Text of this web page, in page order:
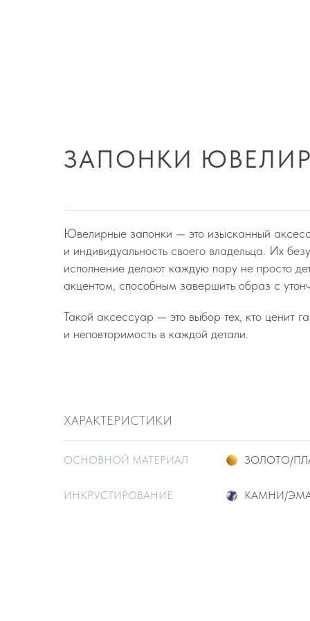
ЗАПОНКИ
Ювелирные запонки — это изысканный
и индивидуальность своего владельца. Их
исполнение делают каждую пару не просто
акцентом, способным завершить образ с
ХАРАКТЕРИСТИКИ
ОСНОВНОЙ МАТЕРИАЛ
ИНКРУСТИРОВАНИЕ
ЗОЛОТО/
КАМНИ/
Такой аксессуар — это выбор тех, кто ценит
и неповторимость в каждой детали.